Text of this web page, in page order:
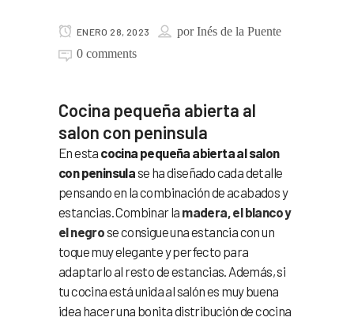
ENERO 28, 2023 porInés de la Puente
0 comments
Cocina pequeña abierta al
salon con peninsula
En esta cocina pequeña abierta al salon
con peninsulase ha diseñado cada detalle
pensando en la combinación de acabados y
estancias. Combinar la madera, el blanco y
el negrose consigue una estancia con un
toque muy elegante y perfecto para
adaptarlo al resto de estancias. Además, si
tu cocina está unida al salón es muy buena
idea hacer una bonita distribución de cocina